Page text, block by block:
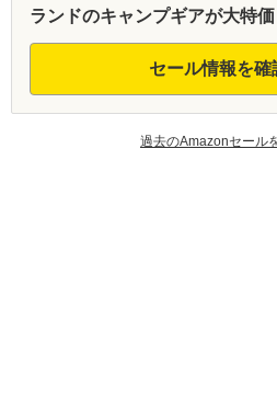
ランドのキャンプギアが大特価
セール情報を確
過去のAmazonセール